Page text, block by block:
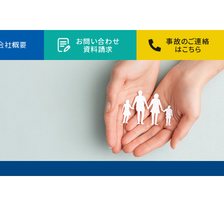
社概要
お問い合わせ
資料請求
事故のご連絡
はこちら